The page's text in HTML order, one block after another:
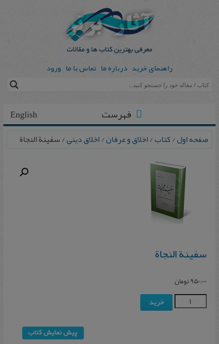
راهنمای خرید درباره ما تماس با ما ورود
English فهرست
صفحه اول/کتاب/اخلاق و عرفان/اخلاق دینی/ س‍فی‍نة ال‍ن‍ج‍اة
س‍فی‍نة ال‍ن‍ج‍اة
950,000تومان
خرید